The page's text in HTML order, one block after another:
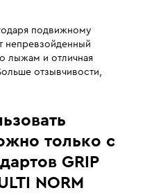
подвижному
непревзойденный
лыжам и отличная
отзывчивости,
только с
GRIP
NORM